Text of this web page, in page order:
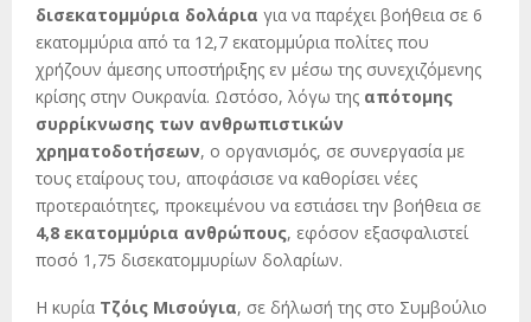
δισεκατομμύρια δολάρια για να παρέχει βοήθεια σε 6
εκατομμύρια από τα 12,7 εκατομμύρια πολίτες που
χρήζουν άμεσης υποστήριξης εν μέσω της συνεχιζόμενης
κρίσης στην Ουκρανία. Ωστόσο, λόγω της απότομης
συρρίκνωσης των ανθρωπιστικών
χρηματοδοτήσεων, ο οργανισμός, σε συνεργασία με
τους εταίρους του, αποφάσισε να καθορίσει νέες
προτεραιότητες, προκειμένου να εστιάσει την βοήθεια σε
4,8 εκατομμύρια ανθρώπους, εφόσον εξασφαλιστεί
ποσό 1,75 δισεκατομμυρίων δολαρίων.
Η κυρία Τζόις Μισούγια, σε δήλωσή της στο Συμβούλιο